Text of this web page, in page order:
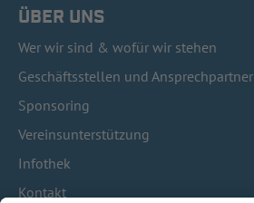
ÜBER UNS
Wer wir sind & wofür wir stehen
Geschäftsstellen und Ansprechpartner
Sponsoring
Vereinsunterstützung
Infothek
Kontakt